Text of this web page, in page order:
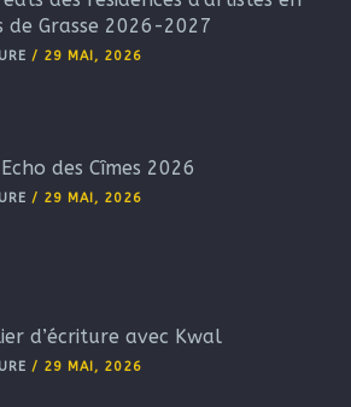
de Grasse 2026-2027
/ 29 MAI, 2026
des Cîmes 2026
/ 29 MAI, 2026
d’écriture avec Kwal
/ 29 MAI, 2026